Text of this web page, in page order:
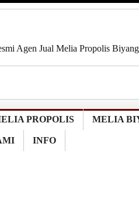
Agen Jual Melia Propolis Biyang
Melia Propolis Untuk ASMA
Agen Jual Melia Propolis Biyang
Agen Jual Melia Propolis Biyang
PROPOLIS MELIA
INFO